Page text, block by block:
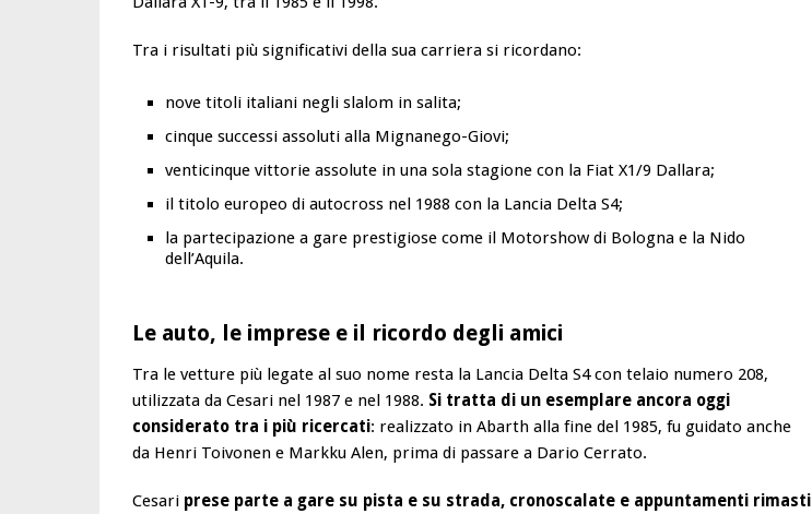
Tra i risultati più significativi della sua carriera si ricordano:
nove titoli italiani negli slalom in salita;
cinque successi assoluti alla Mignanego-Giovi;
venticinque vittorie assolute in una sola stagione con la Fiat X1/9 Dallara;
il titolo europeo di autocross nel 1988 con la Lancia Delta S4;
la partecipazione a gare prestigiose come il Motorshow di Bologna e la Nido
dell’Aquila.
Le auto, le imprese e il ricordo degli amici
Tra le vetture più legate al suo nome resta la Lancia Delta S4 con telaio numero 208,
utilizzata da Cesari nel 1987 e nel 1988. Si tratta di un esemplare ancora oggi
considerato tra i più ricercati: realizzato in Abarth alla fine del 1985, fu guidato anche
da Henri Toivonen e Markku Alen, prima di passare a Dario Cerrato.
Cesari prese parte a gare su pista e su strada, cronoscalate e appuntamenti rimasti